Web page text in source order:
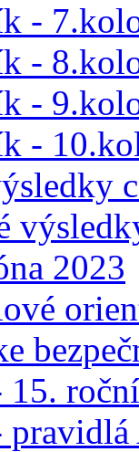
-
-
-
-
2023
15.
pravidlá